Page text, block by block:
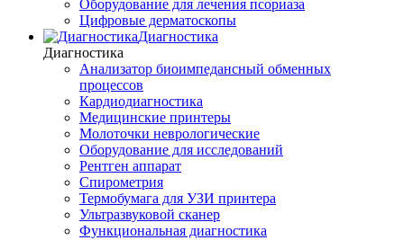
Оборудование для лечения псориаза
Цифровые дерматоскопы
Диагностика
Диагностика
Анализатор биоимпедансный обменных
процессов
Кардиодиагностика
Медицинские принтеры
Молоточки неврологические
Оборудование для исследований
Рентген аппарат
Спирометрия
Термобумага для УЗИ принтера
Ультразвуковой сканер
Функциональная диагностика